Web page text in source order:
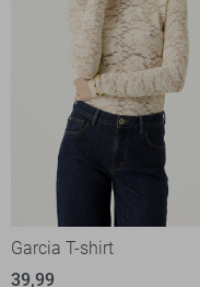
Garcia T-shirt
39,99